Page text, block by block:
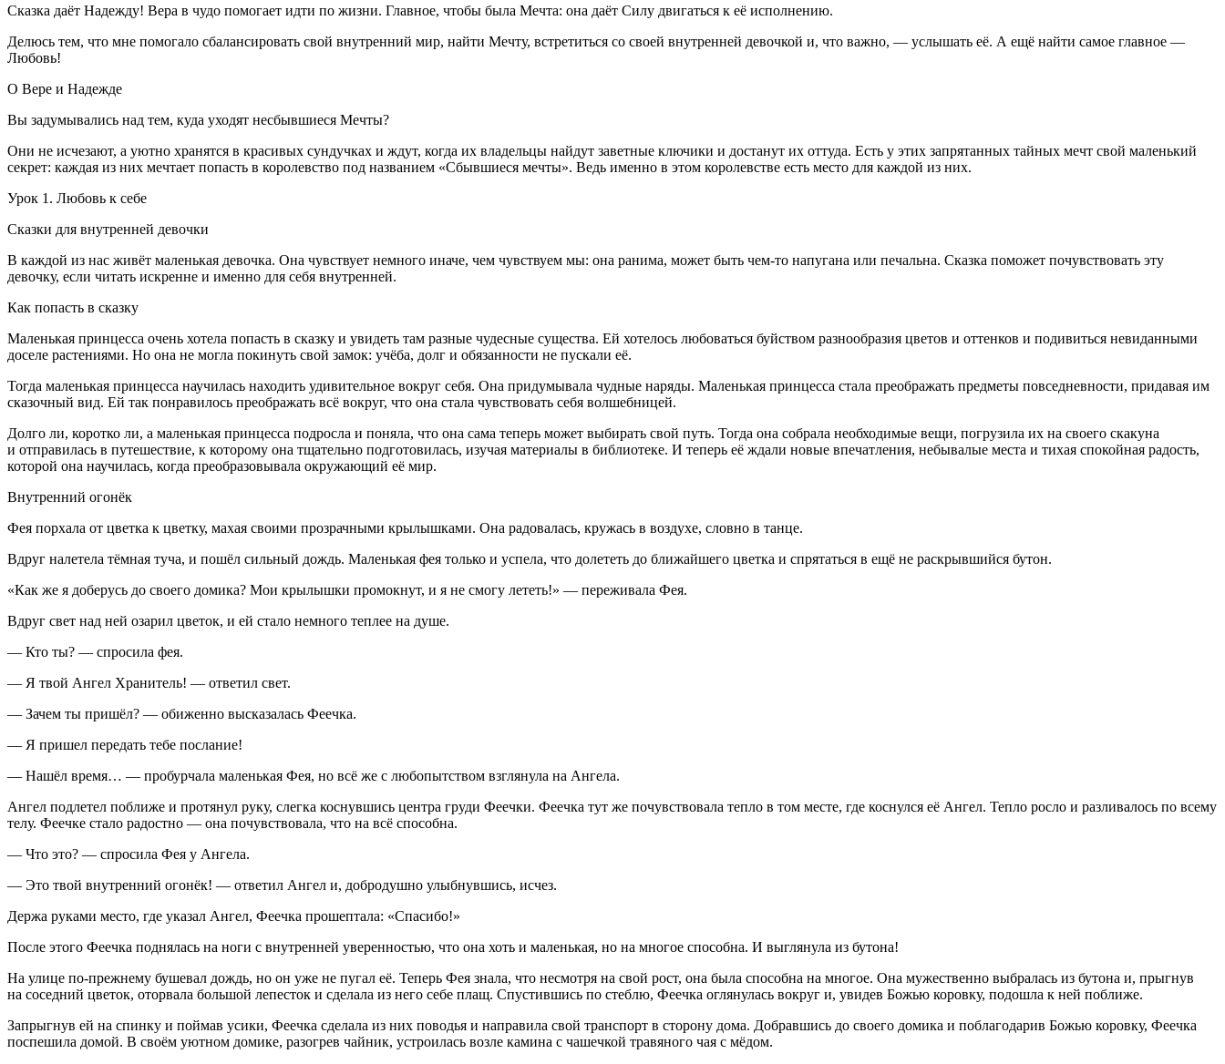
Сказка даёт Надежду! Вера в чудо помогает идти по жизни. Главное, чтобы была Мечта: она даёт Силу двигаться к её исполнению.
Делюсь тем, что мне помогало сбалансировать свой внутренний мир, найти Мечту, встретиться со своей внутренней девочкой и, что важно, — услышать её. А ещё найти самое главное —
Любовь!
О Вере и Надежде
Вы задумывались над тем, куда уходят несбывшиеся Мечты?
Они не исчезают, а уютно хранятся в красивых сундучках и ждут, когда их владельцы найдут заветные ключики и достанут их оттуда. Есть у этих запрятанных тайных мечт свой маленький
секрет: каждая из них мечтает попасть в королевство под названием «Сбывшиеся мечты». Ведь именно в этом королевстве есть место для каждой из них.
Урок 1. Любовь к себе
Сказки для внутренней девочки
В каждой из нас живёт маленькая девочка. Она чувствует немного иначе, чем чувствуем мы: она ранима, может быть чем-то напугана или печальна. Сказка поможет почувствовать эту
девочку, если читать искренне и именно для себя внутренней.
Как попасть в сказку
Маленькая принцесса очень хотела попасть в сказку и увидеть там разные чудесные существа. Ей хотелось любоваться буйством разнообразия цветов и оттенков и подивиться невиданными
доселе растениями. Но она не могла покинуть свой замок: учёба, долг и обязанности не пускали её.
Тогда маленькая принцесса научилась находить удивительное вокруг себя. Она придумывала чудные наряды. Маленькая принцесса стала преображать предметы повседневности, придавая им
сказочный вид. Ей так понравилось преображать всё вокруг, что она стала чувствовать себя волшебницей.
Долго ли, коротко ли, а маленькая принцесса подросла и поняла, что она сама теперь может выбирать свой путь. Тогда она собрала необходимые вещи, погрузила их на своего скакуна
и отправилась в путешествие, к которому она тщательно подготовилась, изучая материалы в библиотеке. И теперь её ждали новые впечатления, небывалые места и тихая спокойная радость,
которой она научилась, когда преобразовывала окружающий её мир.
Внутренний огонёк
Фея порхала от цветка к цветку, махая своими прозрачными крылышками. Она радовалась, кружась в воздухе, словно в танце.
Вдруг налетела тёмная туча, и пошёл сильный дождь. Маленькая фея только и успела, что долететь до ближайшего цветка и спрятаться в ещё не раскрывшийся бутон.
«Как же я доберусь до своего домика? Мои крылышки промокнут, и я не смогу лететь!» — переживала Фея.
Вдруг свет над ней озарил цветок, и ей стало немного теплее на душе.
— Кто ты? — спросила фея.
— Я твой Ангел Хранитель! — ответил свет.
— Зачем ты пришёл? — обиженно высказалась Феечка.
— Я пришел передать тебе послание!
— Нашёл время… — пробурчала маленькая Фея, но всё же с любопытством взглянула на Ангела.
Ангел подлетел поближе и протянул руку, слегка коснувшись центра груди Феечки. Феечка тут же почувствовала тепло в том месте, где коснулся её Ангел. Тепло росло и разливалось по всему
телу. Феечке стало радостно — она почувствовала, что на всё способна.
— Что это? — спросила Фея у Ангела.
— Это твой внутренний огонёк! — ответил Ангел и, добродушно улыбнувшись, исчез.
Держа руками место, где указал Ангел, Феечка прошептала: «Спасибо!»
После этого Феечка поднялась на ноги с внутренней уверенностью, что она хоть и маленькая, но на многое способна. И выглянула из бутона!
На улице по-прежнему бушевал дождь, но он уже не пугал её. Теперь Фея знала, что несмотря на свой рост, она была способна на многое. Она мужественно выбралась из бутона и, прыгнув
на соседний цветок, оторвала большой лепесток и сделала из него себе плащ. Спустившись по стеблю, Феечка оглянулась вокруг и, увидев Божью коровку, подошла к ней поближе.
Запрыгнув ей на спинку и поймав усики, Феечка сделала из них поводья и направила свой транспорт в сторону дома. Добравшись до своего домика и поблагодарив Божью коровку, Феечка
поспешила домой. В своём уютном домике, разогрев чайник, устроилась возле камина с чашечкой травяного чая с мёдом.